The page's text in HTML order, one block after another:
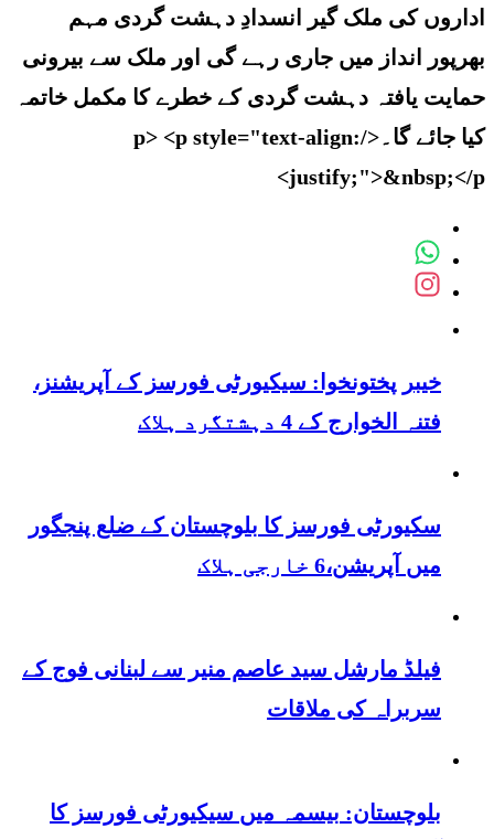
اداروں کی ملک گیر انسدادِ دہشت گردی مہم
بھرپور انداز میں جاری رہے گی اور ملک سے بیرونی
حمایت یافتہ دہشت گردی کے خطرے کا مکمل خاتمہ
کیا جائے گا۔</p> <p style="text-align:
justify;">&nbsp;</p>
خیبر پختونخوا: سیکیورٹی فورسز کے آپریشنز،
فتنہ الخوارج کے 4 دہشتگرد ہلاک
سکیورٹی فورسز کا بلوچستان کے ضلع پنجگور
میں آپریشن،6 خارجی ہلاک
فیلڈ مارشل سید عاصم منیر سے لبنانی فوج کے
سربراہ کی ملاقات
بلوچستان: بیسمہ میں سیکیورٹی فورسز کا